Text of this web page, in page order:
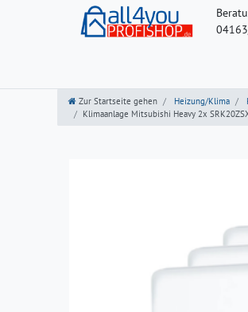
Zur Startseite gehen Heizung/Klima
Klimaanlage Mitsubishi Heavy 2x